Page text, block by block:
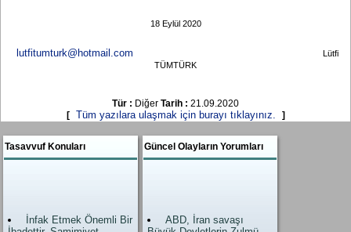
18 Eylül 2020
lutfitumturk@hotmail.com
Lütfi
TÜMTÜRK
Tür : Diğer Tarih : 21.09.2020
[ Tüm yazılara ulaşmak için burayı tıklayınız. ]
Tasavvuf Konuları
İnfak Etmek Önemli Bir
İbadettir. Samimiyet
Güncel Olayların Yorumları
ABD, İran savaşı
Büyük Devletlerin Zulmü